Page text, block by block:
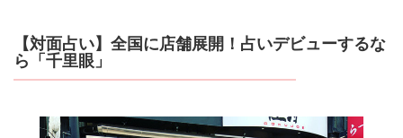
【対面占い】全国に店舗展開！占いデビューするな
ら「千里眼」